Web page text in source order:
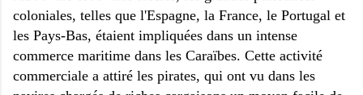
coloniales, telles que l'Espagne, la France, le Portugal et
les Pays-Bas, étaient impliquées dans un intense
commerce maritime dans les Caraïbes. Cette activité
commerciale a attiré les pirates, qui ont vu dans les